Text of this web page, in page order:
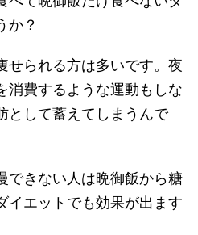
か？
せられる方は多いです。夜
消費するような運動もしな
として蓄えてしまうんで
できない人は晩御飯から糖
イエットでも効果が出ます